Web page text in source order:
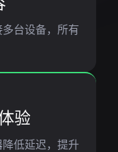
台设备，所有
验
低延迟，提升